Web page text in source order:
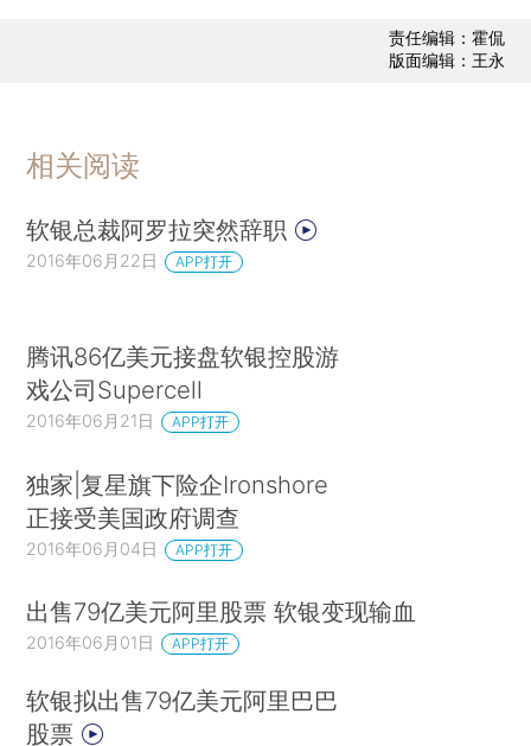
责任编辑：霍侃
版面编辑：王永
相关阅读
软银总裁阿罗拉突然辞职
2016年06月22日 APP打开
腾讯86亿美元接盘软银控股游
戏公司Supercell
2016年06月21日 APP打开
独家|复星旗下险企Ironshore
正接受美国政府调查
2016年06月04日 APP打开
出售79亿美元阿里股票 软银变现输血
2016年06月01日 APP打开
软银拟出售79亿美元阿里巴巴
股票